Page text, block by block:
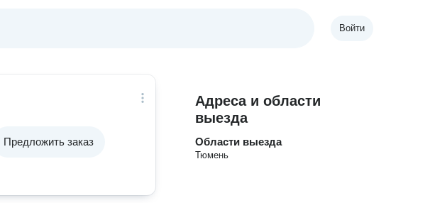
Войти
Предложить заказ
Адреса и области
выезда
Области выезда
Тюмень